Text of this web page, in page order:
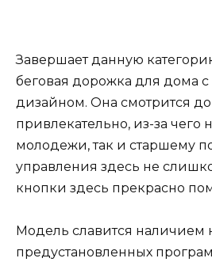
Завершает данную
беговая дорожка для дома
дизайном. Она смотрится
привлекательно, из-за чего
молодежи, так и старшему
управления здесь не
кнопки здесь прекрасно
Модель славится наличием
предустановленных